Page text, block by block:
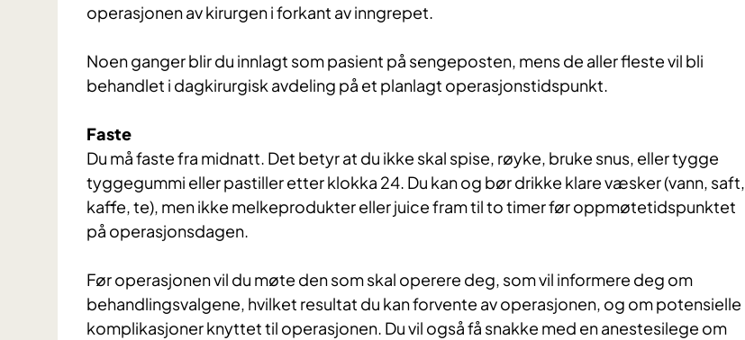
operasjonen av kirurgen i forkant av inngrepet.
Noen ganger blir du innlagt som pasient på sengeposten, mens de aller fleste vil bli
behandlet i dagkirurgisk avdeling på et planlagt operasjonstidspunkt.
Faste
Du må faste fra midnatt. Det betyr at du ikke skal spise, røyke, bruke snus, eller tygge
tyggegummi eller pastiller etter klokka 24. Du kan og bør drikke klare væsker (vann, saft,
kaffe, te), men ikke melkeprodukter eller juice fram til to timer før oppmøtetidspunktet
på operasjonsdagen.
Før operasjonen vil du møte den som skal operere deg, som vil informere deg om
behandlingsvalgene, hvilket resultat du kan forvente av operasjonen, og om potensielle
komplikasjoner knyttet til operasjonen. Du vil også få snakke med en anestesilege om